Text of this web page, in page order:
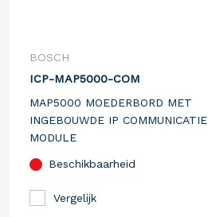
BOSCH
ICP-MAP5000-COM
MAP5000 MOEDERBORD MET
INGEBOUWDE IP COMMUNICATIE
MODULE
Beschikbaarheid
Vergelijk